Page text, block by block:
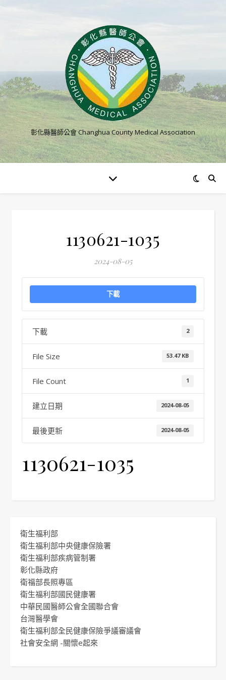
彰化縣醫師公會 Changhua County Medical Association
1130621-1035
2024-08-05
下載
下載 2
File Size 53.47 KB
File Count 1
建立日期 2024-08-05
最後更新 2024-08-05
1130621-1035
衛生福利部
衛生福利部中央健康保險署
衛生福利部疾病管制署
彰化縣政府
衛福部長照專區
衛生福利部國民健康署
中華民國醫師公會全國聯合會
台灣醫學會
衛生福利部全民健康保險爭議審議會
社會安全網 -關懷e起來